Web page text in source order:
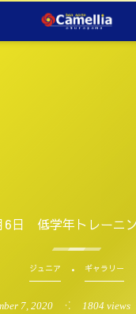
6日 低学年トレーニ
ジュニア ギャラリー
7, 2020 1804 views